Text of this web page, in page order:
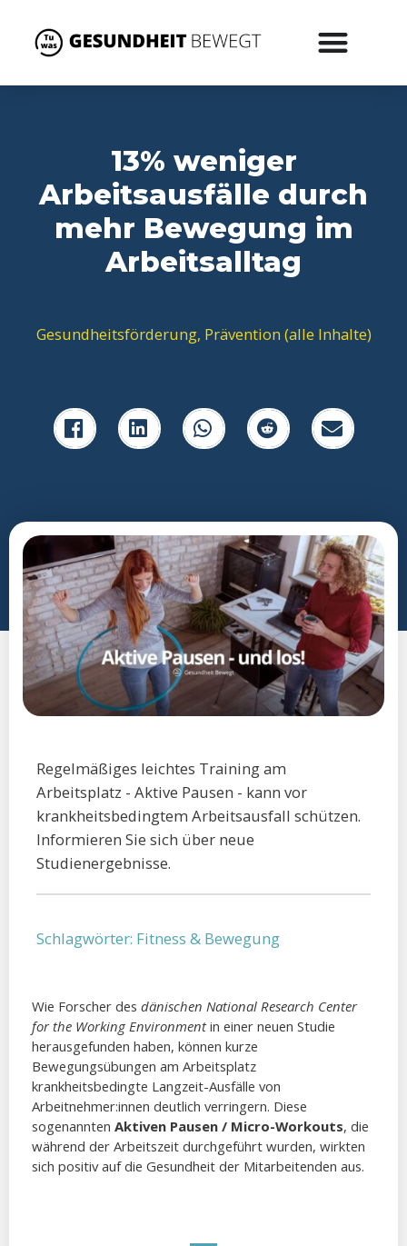
13% weniger
Arbeitsausfälle durch
mehr Bewegung im
Arbeitsalltag
Gesundheitsförderung, Prävention (alle Inhalte)
Regelmäßiges leichtes Training am
Arbeitsplatz - Aktive Pausen - kann vor
krankheitsbedingtem Arbeitsausfall schützen.
Informieren Sie sich über neue
Studienergebnisse.
Schlagwörter: Fitness & Bewegung
Wie Forscher des dänischen National Research Center
for the Working Environmentin einer neuen Studie
herausgefunden haben, können kurze
Bewegungsübungen am Arbeitsplatz
krankheitsbedingte Langzeit-Ausfälle von
Arbeitnehmer:innen deutlich verringern. Diese
sogenannten Aktiven Pausen / Micro-Workouts, die
während der Arbeitszeit durchgeführt wurden, wirkten
sich positiv auf die Gesundheit der Mitarbeitenden aus.